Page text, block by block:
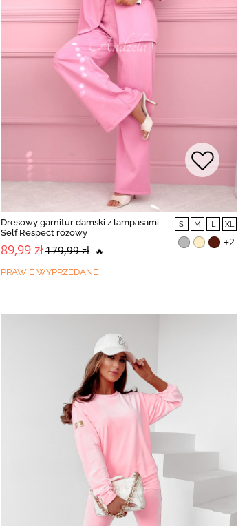
Dresowy garnitur damski z lampasami
Self Respect różowy
89,99 zł179,99 zł 🔥
S M L XL
+2
PRAWIE WYPRZEDANE